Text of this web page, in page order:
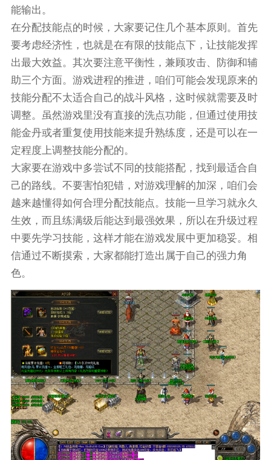
能输出。
在分配技能点的时候，大家要记住几个基本原则。首先
要考虑经济性，也就是在有限的技能点下，让技能发挥
出最大效益。其次要注意平衡性，兼顾攻击、防御和辅
助三个方面。游戏进程的推进，咱们可能会发现原来的
技能分配不太适合自己的战斗风格，这时候就需要及时
调整。虽然游戏里没有直接的洗点功能，但通过使用技
能金丹或者重复使用技能来提升熟练度，还是可以在一
定程度上调整技能分配的。
大家要在游戏中多尝试不同的技能搭配，找到最适合自
己的路线。不要害怕犯错，对游戏理解的加深，咱们会
越来越懂得如何合理分配技能点。技能一旦学习就永久
生效，而且练满级后能达到最强效果，所以在升级过程
中要先学习技能，这样才能在游戏发展中更加稳妥。相
信通过不断摸索，大家都能打造出属于自己的强力角
色。